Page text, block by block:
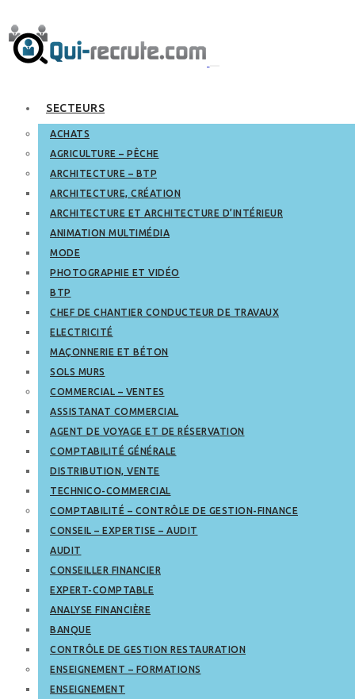
SECTEURS
ACHATS
AGRICULTURE – PÊCHE
ARCHITECTURE – BTP
ARCHITECTURE, CRÉATION
ARCHITECTURE ET ARCHITECTURE D’INTÉRIEUR
ANIMATION MULTIMÉDIA
MODE
PHOTOGRAPHIE ET VIDÉO
BTP
CHEF DE CHANTIER CONDUCTEUR DE TRAVAUX
ELECTRICITÉ
MAÇONNERIE ET BÉTON
SOLS MURS
COMMERCIAL – VENTES
ASSISTANAT COMMERCIAL
AGENT DE VOYAGE ET DE RÉSERVATION
COMPTABILITÉ GÉNÉRALE
DISTRIBUTION, VENTE
TECHNICO-COMMERCIAL
COMPTABILITÉ – CONTRÔLE DE GESTION-FINANCE
CONSEIL – EXPERTISE – AUDIT
AUDIT
CONSEILLER FINANCIER
EXPERT-COMPTABLE
ANALYSE FINANCIÈRE
BANQUE
CONTRÔLE DE GESTION RESTAURATION
ENSEIGNEMENT – FORMATIONS
ENSEIGNEMENT